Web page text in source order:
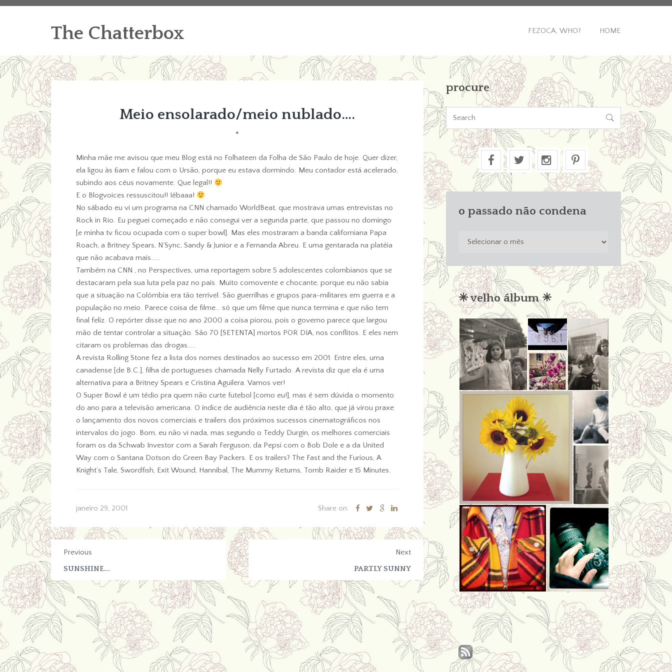
The Chatterbox FEZOCA, WHO? HOME
Meio ensolarado/meio nublado….
*
Minha mãe me avisou que meu Blog está no Folhateen da Folha de São Paulo de hoje. Quer dizer,
ela ligou às 6am e falou com o Ursão, porque eu estava dormindo. Meu contador está acelerado,
subindo aos céus novamente. Que legal!!
E o Blogvoices ressuscitou!! Iêbaaa!
No sábado eu vi um programa na CNN chamado WorldBeat, que mostrava umas entrevistas no
Rock in Rio. Eu peguei começado e não consegui ver a segunda parte, que passou no domingo
[e minha tv ficou ocupada com o super bowl]. Mas eles mostraram a banda californiana Papa
Roach, a Britney Spears, N’Sync, Sandy & Junior e a Fernanda Abreu. E uma gentarada na platéia
que não acabava mais……
Também na CNN , no Perspectives, uma reportagem sobre 5 adolescentes colombianos que se
destacaram pela sua luta pela paz no país. Muito comovente e chocante, porque eu não sabia
que a situação na Colômbia era tão terrível. São guerrilhas e grupos para-militares em guerra e a
população no meio. Parece coisa de filme… só que um filme que nunca termina e que não tem
final feliz. O repórter disse que no ano 2000 a coisa piorou, pois o governo parece que largou
mão de tentar controlar a situação. São 70 [SETENTA] mortos POR DIA, nos conflitos. E eles nem
citaram os problemas das drogas…..
A revista Rolling Stone fez a lista dos nomes destinados ao sucesso em 2001. Entre eles, uma
canadense [de B.C.], filha de portugueses chamada Nelly Furtado. A revista diz que ela é uma
alternativa para a Britney Spears e Cristina Aguilera. Vamos ver!
O Super Bowl é um tédio pra quem não curte futebol [como eu!], mas é sem dúvida o momento
do ano para a televisão americana. O índice de audiência neste dia é tão alto, que já virou praxe
o lançamento dos novos comerciais e trailers dos próximos sucessos cinematográficos nos
intervalos do jogo. Bom, eu não vi nada, mas segundo o Teddy Durgin, os melhores comerciais
foram os da Schwab Investor com a Sarah Ferguson, da Pepsi com o Bob Dole e a da United
Way com o Santana Dotson do Green Bay Packers. E os trailers? The Fast and the Furious, A
Knight’s Tale, Swordfish, Exit Wound, Hannibal, The Mummy Returns, Tomb Raider e 15 Minutes.
janeiro 29, 2001 Share on:
Previous
SUNSHINE….
Next
PARTLY SUNNY
procure

o passado não condena
condena
✳︎ velho álbum ✳︎